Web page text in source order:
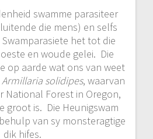
swamme parasiteer
die mens) en selfs
het tot die
en woude gelei. Die
op aarde wat ons van weet
Armillaria solidipes, waarvan
National Forest in Oregon,
groot is. Die Heunigswam
van sy monsteragtige
dik hifes.